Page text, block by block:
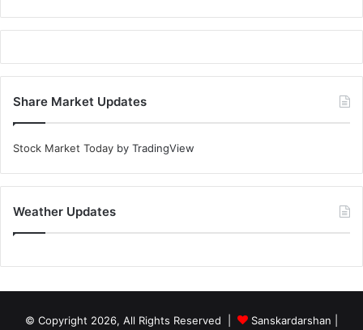
Share Market Updates
Stock Market Today by TradingView
Weather Updates
© Copyright 2026, All Rights Reserved | Sanskardarshan